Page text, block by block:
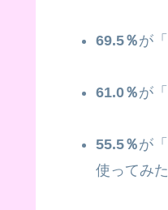
69.5％が
61.0％が
55.5％が
使ってみた